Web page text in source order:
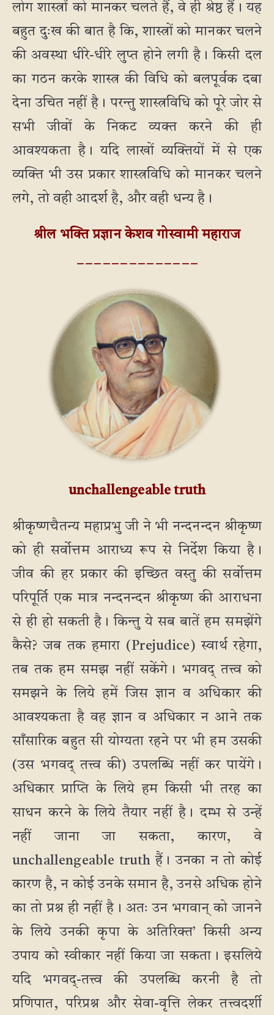
लोग शास्त्रों को मानकर चलते हैं, वे ही श्रेष्ठ हैं। यह
बहुत दुःख की बात है कि, शास्त्रों को मानकर चलने
की अवस्था धीरे-धीरे लुप्त होने लगी है। किसी दल
का गठन करके शास्त्र की विधि को बलपूर्वक दबा
देना उचित नहीं है। परन्तु शास्त्रविधि को पूरे जोर से
सभी जीवों के निकट व्यक्त करने की ही
आवश्यकता है। यदि लाखों व्यक्तियों में से एक
व्यक्ति भी उस प्रकार शास्त्रविधि को मानकर चलने
लगे, तो वही आदर्श है, और वही धन्य है।
श्रील भक्ति प्रज्ञान केशव गोस्वामी महाराज
unchallengeable truth
श्रीकृष्णचैतन्य महाप्रभु जी ने भी नन्दनन्दन श्रीकृष्ण
को ही सर्वोत्तम आराध्य रूप से निर्देश किया है।
जीव की हर प्रकार की इच्छित वस्तु की सर्वोत्तम
परिपूर्ति एक मात्र नन्दनन्दन श्रीकृष्ण की आराधना
से ही हो सकती है। किन्तु ये सब बातें हम समझेंगे
कैसे? जब तक हमारा (Prejudice) स्वार्थ रहेगा,
तब तक हम समझ नहीं सकेंगे। भगवद् तत्त्व को
समझने के लिये हमें जिस ज्ञान व अधिकार की
आवश्यकता है वह ज्ञान व अधिकार न आने तक
साँसारिक बहुत सी योग्यता रहने पर भी हम उसकी
(उस भगवद् तत्त्व की) उपलब्धि नहीं कर पायेंगे।
अधिकार प्राप्ति के लिये हम किसी भी तरह का
साधन करने के लिये तैयार नहीं है। दम्भ से उन्हें
नहीं जाना जा सकता, कारण, वे
unchallengeable truth हैं। उनका न तो कोई
कारण है, न कोई उनके समान है, उनसे अधिक होने
का तो प्रश्न ही नहीं है। अतः उन भगवान् को जानने
के लिये उनकी कृपा के अतिरिक्त’ किसी अन्य
उपाय को स्वीकार नहीं किया जा सकता। इसलिये
यदि भगवद्-तत्त्व की उपलब्धि करनी है तो
प्रणिपात, परिप्रश्न और सेवा-वृत्ति लेकर तत्त्वदर्शी